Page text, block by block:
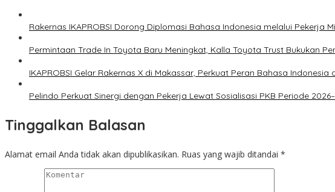
Rakernas IKAPROBSI Dorong Diplomasi Bahasa Indonesia melalui Pekerja
Permintaan Trade In Toyota Baru Meningkat, Kalla Toyota Trust Bukukan
IKAPROBSI Gelar Rakernas X di Makassar, Perkuat Peran Bahasa Indonesia
Pelindo Perkuat Sinergi dengan Pekerja Lewat Sosialisasi PKB Periode
Tinggalkan Balasan
Alamat email Anda tidak akan dipublikasikan. Ruas yang wajib ditandai *